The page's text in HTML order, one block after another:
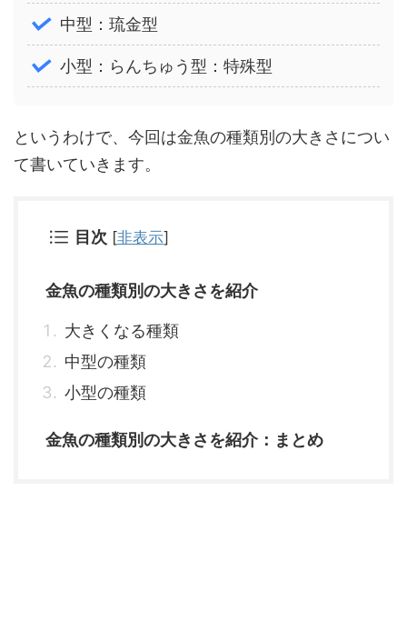
中型：琉金型
小型：らんちゅう型：特殊型
というわけで、今回は金魚の種類別の大きさについ
て書いていきます。
目次 [非表示]
金魚の種類別の大きさを紹介
大きくなる種類
中型の種類
小型の種類
金魚の種類別の大きさを紹介：まとめ